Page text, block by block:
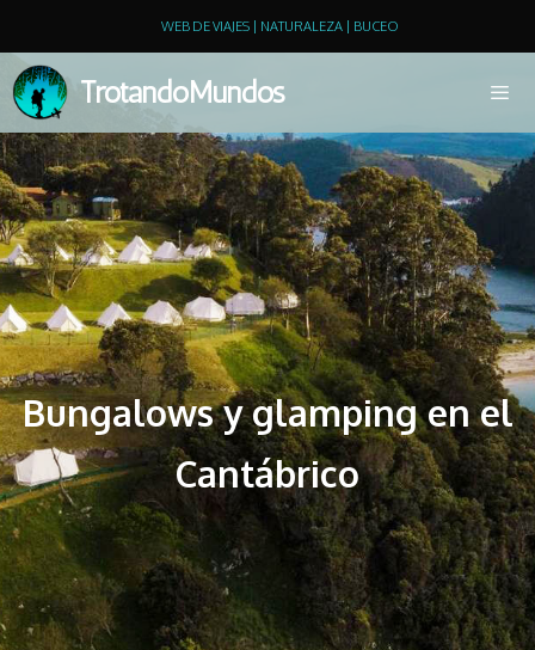
WEB DE VIAJES | NATURALEZA | BUCEO
TrotandoMundos
Bungalows y glamping en el
Cantábrico